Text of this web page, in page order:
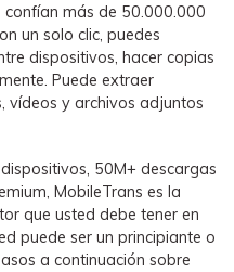
más de 50.000.000
un solo clic, puedes
dispositivos, hacer copias
Puede extraer
vídeos y archivos adjuntos
50M+ descargas
MobileTrans es la
que usted debe tener en
puede ser un principiante o
a continuación sobre